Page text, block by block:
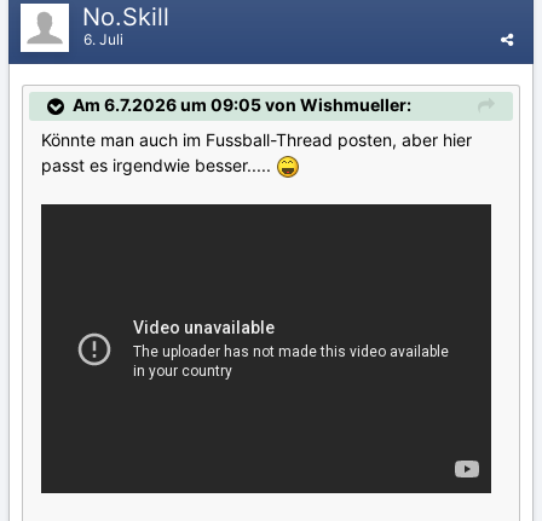
No.Skill
6. Juli
Am 6.7.2026 um 09:05 von Wishmueller:
Könnte man auch im Fussball-Thread posten, aber hier
passt es irgendwie besser.....